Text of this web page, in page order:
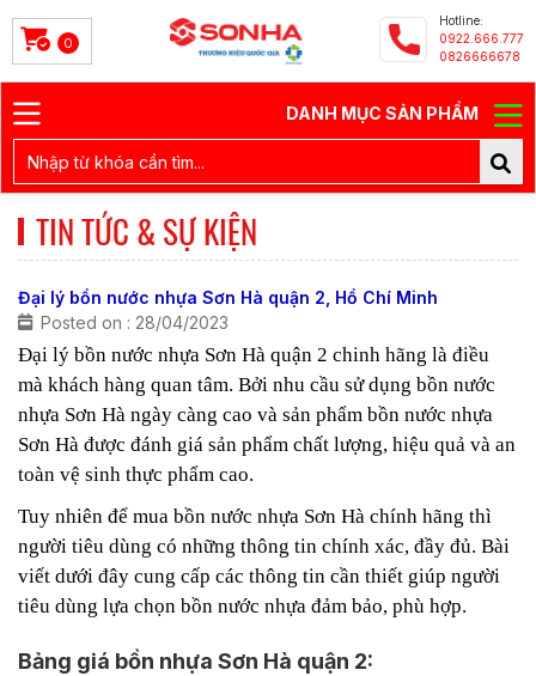
0
Hotline:
0922.666.777
0826666678
DANH MỤC SẢN PHẨM
TIN TỨC & SỰ KIỆN
Đại lý bồn nước nhựa Sơn Hà quận 2, Hồ Chí Minh
Posted on : 28/04/2023
Đại lý bồn nước nhựa Sơn Hà quận 2 chinh hãng là điều
mà khách hàng quan tâm. Bởi nhu cầu sử dụng bồn nước
nhựa Sơn Hà ngày càng cao và sản phẩm bồn nước nhựa
Sơn Hà được đánh giá sản phẩm chất lượng, hiệu quả và an
toàn vệ sinh thực phẩm cao.
Tuy nhiên để mua bồn nước nhựa Sơn Hà chính hãng thì
người tiêu dùng có những thông tin chính xác, đầy đủ. Bài
viết dưới đây cung cấp các thông tin cần thiết giúp người
tiêu dùng lựa chọn bồn nước nhựa đảm bảo, phù hợp.
Bảng giá bồn nhựa Sơn Hà quận 2: